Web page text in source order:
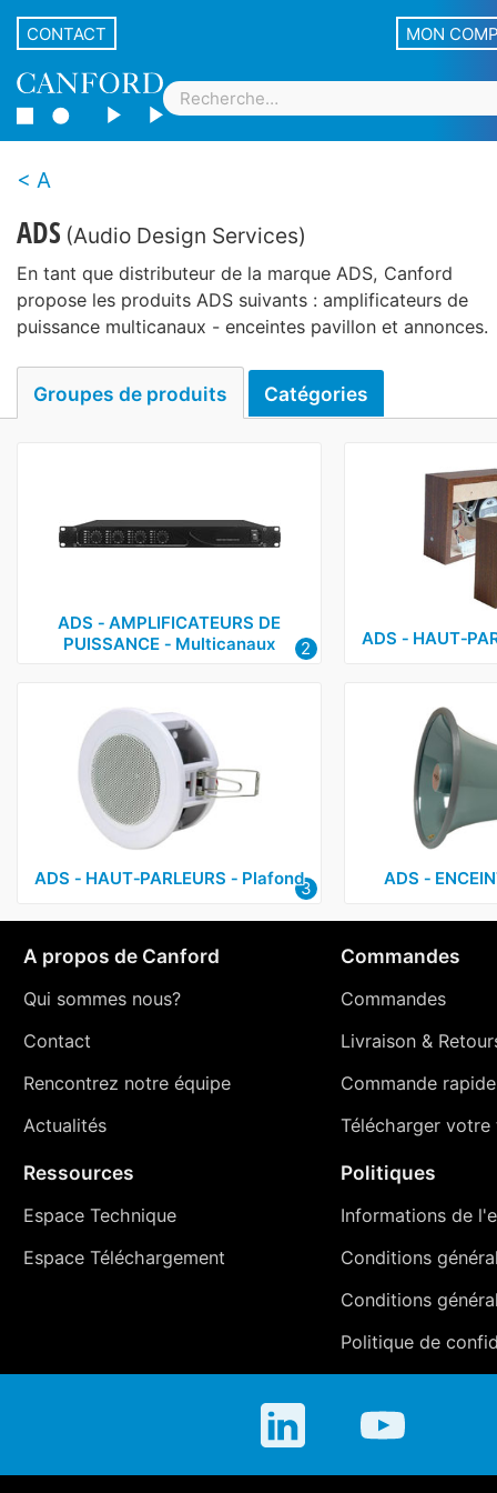
CONTACT MON
A
ADS (Audio Design Services)
En tant que distributeur de la marque ADS, Canford
propose les produits ADS suivants : amplificateurs de
puissance multicanaux - enceintes pavillon et annonces.
Groupes de produits Catégories
ADS ‑ AMPLIFICATEURS DE
PUISSANCE ‑ Multicanaux
2 ADS ‑
ADS ‑ HAUT‑PARLEURS ‑ Plafond3 ADS ‑
A propos de Canford
Qui sommes nous?
Contact
Rencontrez notre équipe
Actualités
Commandes
Commandes
Livraison&
Commande rapide
Télécharger votre
Ressources
Espace Technique
Espace Téléchargement
Politiques
Informations de
Conditions
Conditions
Politique de